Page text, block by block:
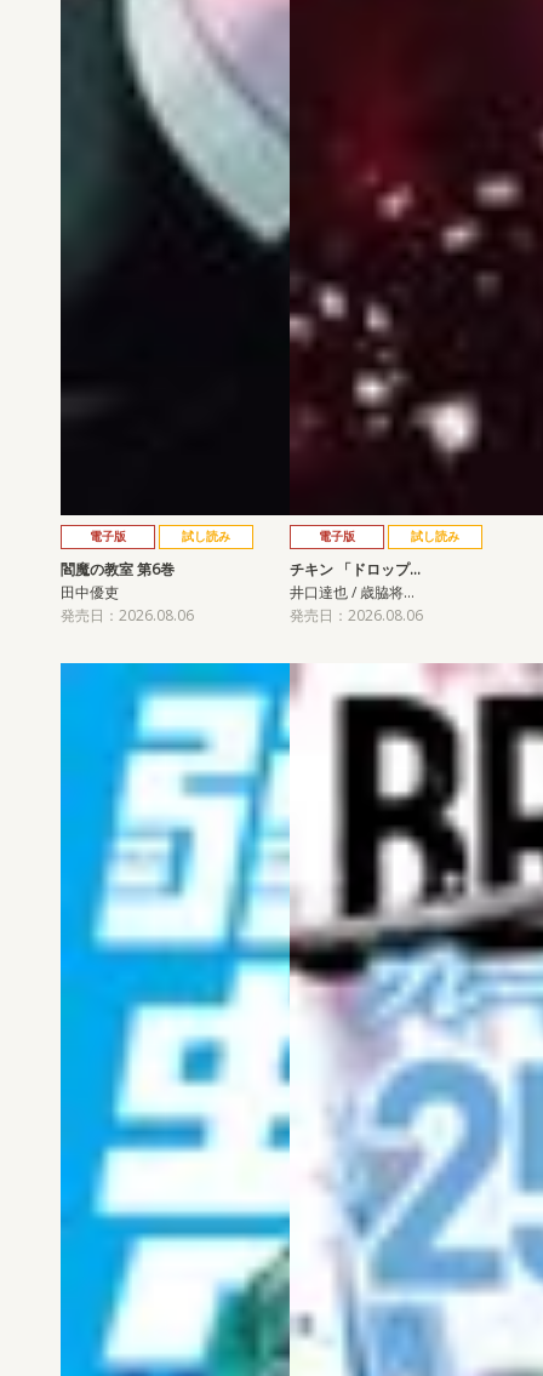
電子版 試し読み
閻魔の教室 第6巻
田中優吏
発売日：2026.08.06
電子版 試し読み
チキン 「ドロップ…
井口達也 / 歳脇将…
発売日：2026.08.06